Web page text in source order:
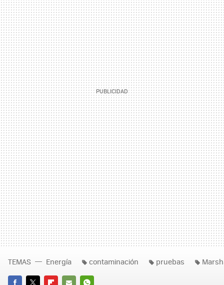
TEMAS Energía contaminación pruebas